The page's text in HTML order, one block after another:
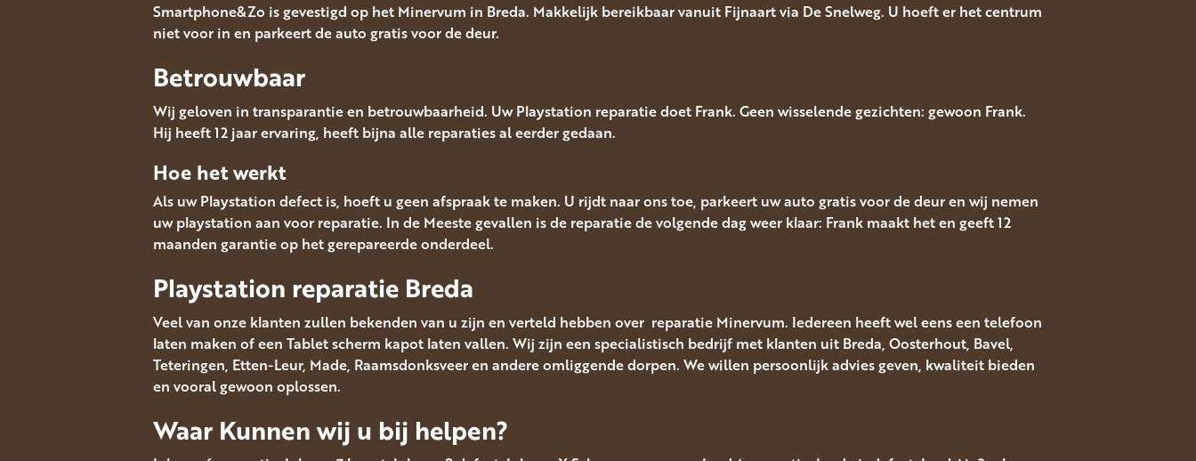
Smartphone&Zo is gevestigd op het Minervum in Breda. Makkelijk bereikbaar vanuit Fijnaart via De Snelweg. U hoeft er het centrum
niet voor in en parkeert de auto gratis voor de deur.
Betrouwbaar
Wij geloven in transparantie en betrouwbaarheid. Uw Playstation reparatie doet Frank. Geen wisselende gezichten: gewoon Frank.
Hij heeft 12 jaar ervaring, heeft bijna alle reparaties al eerder gedaan.
Hoe het werkt
Als uw Playstation defect is, hoeft u geen afspraak te maken. U rijdt naar ons toe, parkeert uw auto gratis voor de deur en wij nemen
uw playstation aan voor reparatie. In de Meeste gevallen is de reparatie de volgende dag weer klaar: Frank maakt het en geeft 12
maanden garantie op het gerepareerde onderdeel.
Playstation reparatie Breda
Veel van onze klanten zullen bekenden van u zijn en verteld hebben over reparatie Minervum. Iedereen heeft wel eens een telefoon
laten maken of een Tablet scherm kapot laten vallen. Wij zijn een specialistisch bedrijf met klanten uit Breda, Oosterhout, Bavel,
Teteringen, Etten-Leur, Made, Raamsdonksveer en andere omliggende dorpen. We willen persoonlijk advies geven, kwaliteit bieden
en vooral gewoon oplossen.
Waar Kunnen wij u bij helpen?